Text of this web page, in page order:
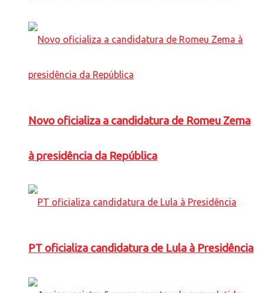
Novo oficializa a candidatura de Romeu Zema
à presidência da República
PT oficializa candidatura de Lula à Presidência